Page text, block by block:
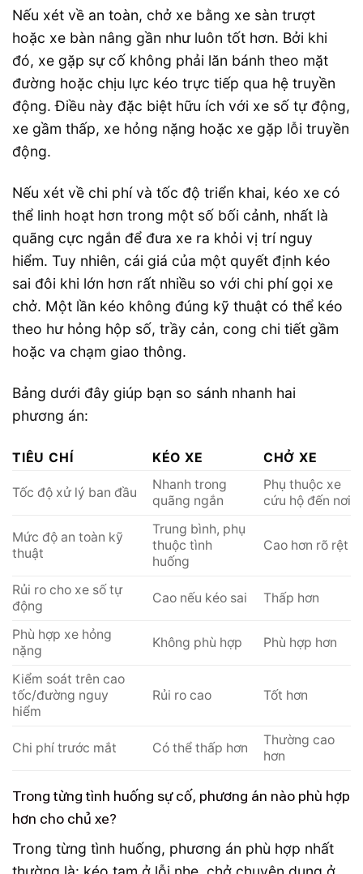
Nếu xét về an toàn, chở xe bằng xe sàn trượt
hoặc xe bàn nâng gần như luôn tốt hơn. Bởi khi
đó, xe gặp sự cố không phải lăn bánh theo mặt
đường hoặc chịu lực kéo trực tiếp qua hệ truyền
động. Điều này đặc biệt hữu ích với xe số tự động,
xe gầm thấp, xe hỏng nặng hoặc xe gặp lỗi truyền
động.
Nếu xét về chi phí và tốc độ triển khai, kéo xe có
thể linh hoạt hơn trong một số bối cảnh, nhất là
quãng cực ngắn để đưa xe ra khỏi vị trí nguy
hiểm. Tuy nhiên, cái giá của một quyết định kéo
sai đôi khi lớn hơn rất nhiều so với chi phí gọi xe
chở. Một lần kéo không đúng kỹ thuật có thể kéo
theo hư hỏng hộp số, trầy cản, cong chi tiết gầm
hoặc va chạm giao thông.
Bảng dưới đây giúp bạn so sánh nhanh hai
phương án:
TIÊU CHÍ KÉO XE CHỞ XE
Tốc độ xử lý ban đầu
Nhanh trong
quãng ngắn
Phụ thuộc xe
cứu hộ đến nơi
Mức độ an toàn kỹ
thuật
Trung bình, phụ
thuộc tình
huống
Cao hơn rõ rệt
Rủi ro cho xe số tự
động
Cao nếu kéo sai Thấp hơn
Phù hợp xe hỏng
nặng
Không phù hợp Phù hợp hơn
Kiểm soát trên cao
tốc/đường nguy
hiểm
Rủi ro cao Tốt hơn
Chi phí trước mắt Có thể thấp hơn
Thường cao
hơn
Trong từng tình huống sự cố, phương án nào phù hợp
hơn cho chủ xe?
Trong từng tình huống, phương án phù hợp nhất